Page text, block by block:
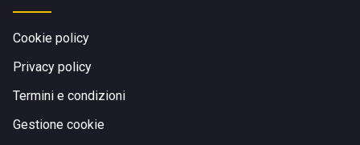
Cookie policy
Privacy policy
Termini e condizioni
Gestione cookie